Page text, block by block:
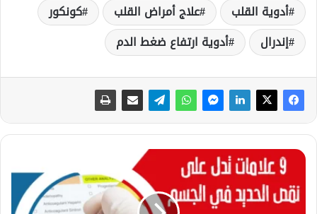
أدوية القلب علاج أمراض القلب
كونكور
إندرال
أدوية ارتفاع ضغط الدم
9